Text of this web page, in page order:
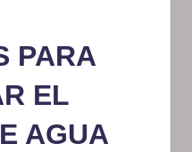
PARA
EL
AGUA